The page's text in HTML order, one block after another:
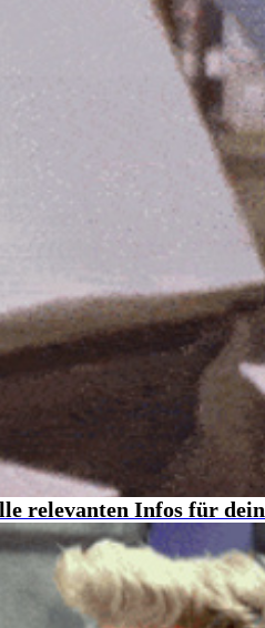
relevanten Infos für